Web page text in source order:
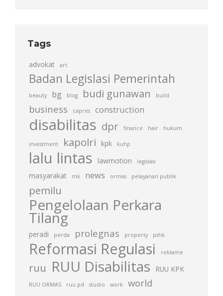
Tags
advokat art
Badan Legislasi Pemerintah
beauty bg blog budi gunawan build
business capres construction
disabilitas dpr finance hair hukum
investment kapolri kpk kuhp
lalu lintas lawmotion legislasi
masyarakat mk news ormas pelayanan publik
pemilu
Pengelolaan Perkara
Tilang
peradi perda prolegnas property pshk
Reformasi Regulasi reklame
ruu RUU Disabilitas RUU KPK
RUU ORMAS ruu pd studio work world